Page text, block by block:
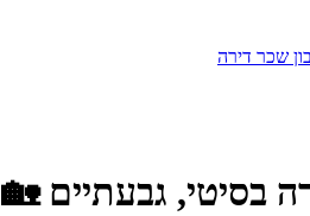
שכר דירה
בסיטי, גבעתיים 🏡